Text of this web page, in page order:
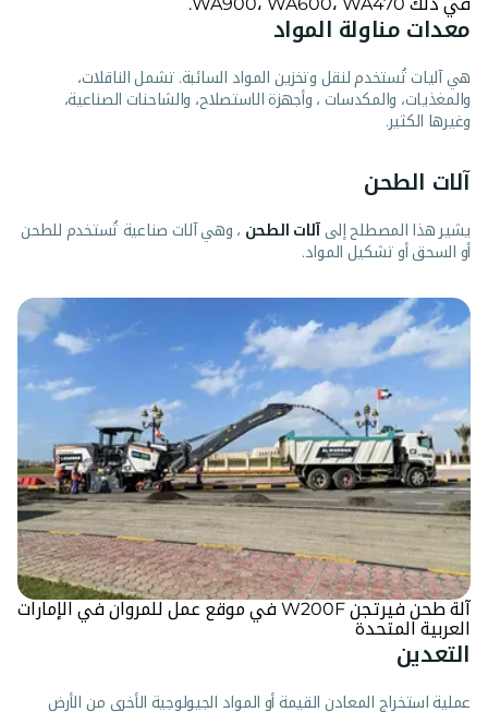
في ذلك WA900، WA600، WA470.
معدات مناولة المواد
هي آليات تُستخدم لنقل وتخزين المواد السائبة. تشمل الناقلات،
والمغذيات، والمكدسات ، وأجهزة الاستصلاح، والشاحنات الصناعية،
وغيرها الكثير.
آلات الطحن
يشير هذا المصطلح إلىآلات الطحن ، وهي آلات صناعية تُستخدم للطحن
أو السحق أو تشكيل المواد.
آلة طحن فيرتجن W200F في موقع عمل للمروان في الإمارات
العربية المتحدة
التعدين
عملية استخراج المعادن القيمة أو المواد الجيولوجية الأخرى من الأرض